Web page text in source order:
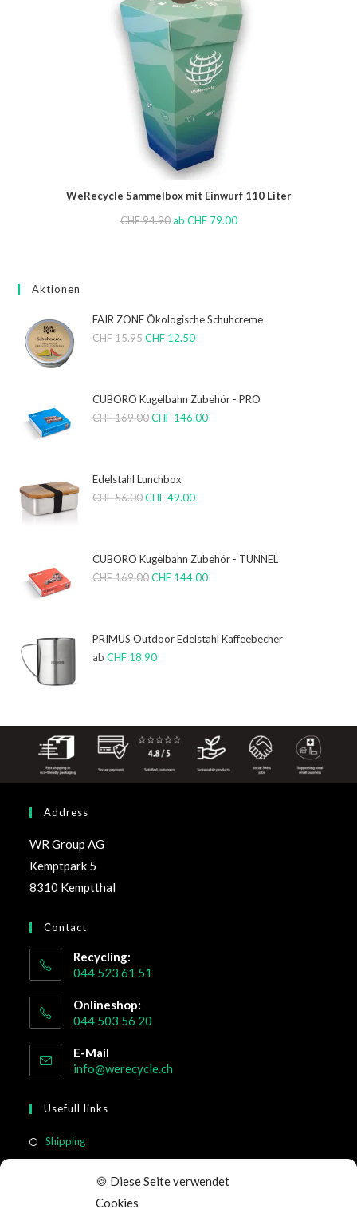
🍪 Diese Seite verwendet
Cookies
WeRecycle Sammelbox mit Einwurf 110 Liter
CHF94.90 ab CHF79.00
Aktionen
FAIR ZONE Ökologische Schuhcreme
CHF15.95 CHF 12.50
CUBORO Kugelbahn Zubehör - PRO
CHF169.00 CHF 146.00
Edelstahl Lunchbox
CHF56.00 CHF49.00
CUBORO Kugelbahn Zubehör - TUNNEL
CHF169.00 CHF 144.00
PRIMUS Outdoor Edelstahl Kaffeebecher
abCHF 18.90
Address
WR Group AG
Kemptpark 5
8310 Kemptthal
Contact
Recycling:
044 523 61 51
Onlineshop:
044 503 56 20
E-Mail
info@werecycle.ch
Usefull links
Shipping